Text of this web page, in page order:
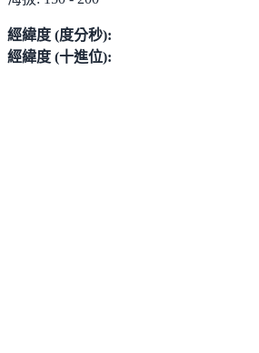
經緯度 (度分秒):
經緯度 (十進位):